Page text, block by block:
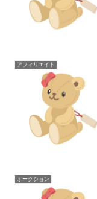
アフィリエイト
オークション